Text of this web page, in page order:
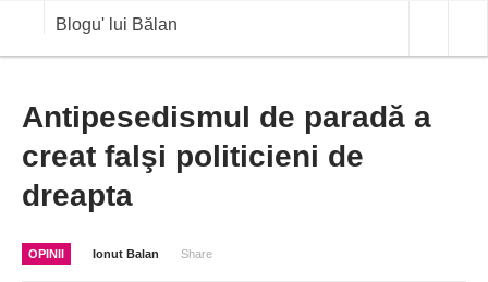
Blogu' lui Bălan
OPINII
ANALIZE
BLOG IN DIALOG
Antipesedismul de paradă a
creat falşi politicieni de
dreapta
OPINII Ionut Balan Share